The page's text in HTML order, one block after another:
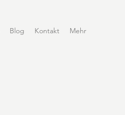
Blog Kontakt Mehr